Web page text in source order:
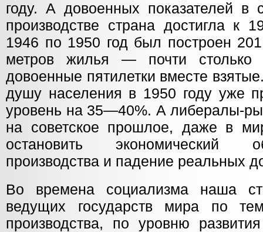
году. А довоенных показателей в
производстве страна достигла к
1946 по 1950 год был построен
метров жилья — почти столько
довоенные пятилетки вместе
душу населения в 1950 году уже
уровень на 35—40%. А либералы-
на советское прошлое, даже в
остановить экономический
производства и падение реальных
Во времена социализма наша
ведущих государств мира по
производства, по уровню